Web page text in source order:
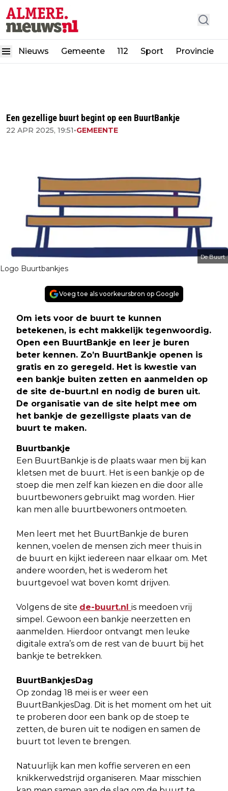
Nieuws Gemeente 112 Sport Provincie
Een gezellige buurt begint op een BuurtBankje
22 APR 2025, 19:51•GEMEENTE
De Buurt
Logo Buurtbankjes
Voeg toe als voorkeursbron op Google
Om iets voor de buurt te kunnen
betekenen, is echt makkelijk tegenwoordig.
Open een BuurtBankje en leer je buren
beter kennen. Zo’n BuurtBankje openen is
gratis en zo geregeld. Het is kwestie van
een bankje buiten zetten en aanmelden op
de site de-buurt.nl en nodig de buren uit.
De organisatie van de site helpt mee om
het bankje de gezelligste plaats van de
buurt te maken.
Buurtbankje
Een BuurtBankje is de plaats waar men bij kan
kletsen met de buurt. Het is een bankje op de
stoep die men zelf kan kiezen en die door alle
buurtbewoners gebruikt mag worden. Hier
kan men alle buurtbewoners ontmoeten.
Men leert met het BuurtBankje de buren
kennen, voelen de mensen zich meer thuis in
de buurt en kijkt iedereen naar elkaar om. Met
andere woorden, het is wederom het
buurtgevoel wat boven komt drijven.
Volgens de site de-buurt.nl is meedoen vrij
simpel. Gewoon een bankje neerzetten en
aanmelden. Hierdoor ontvangt men leuke
digitale extra’s om de rest van de buurt bij het
bankje te betrekken.
BuurtBankjesDag
Op zondag 18 mei is er weer een
BuurtBankjesDag. Dit is het moment om het uit
te proberen door een bank op de stoep te
zetten, de buren uit te nodigen en samen de
buurt tot leven te brengen.
Natuurlijk kan men koffie serveren en een
knikkerwedstrijd organiseren. Maar misschien